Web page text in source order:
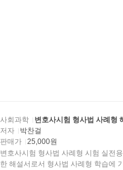
사회과학
변호사시험 형사법 사례형
저자
박찬걸
판매가
25,000원
변호사시험 형사법 사례형 시험 실전
한 해설서로서 형사법 사례형 학습에